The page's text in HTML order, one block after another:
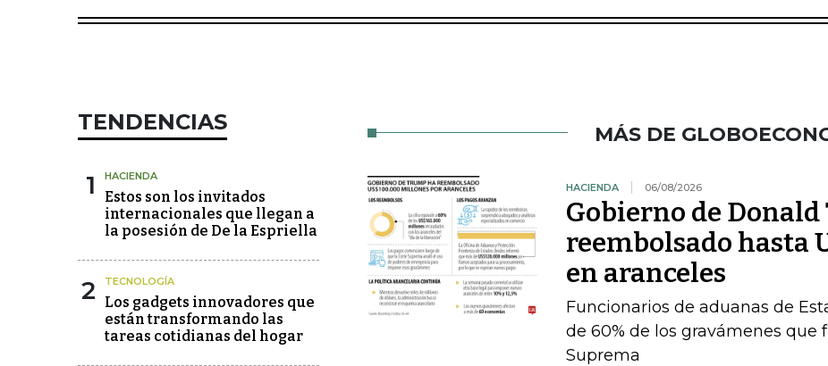
TENDENCIAS
1 HACIENDA
Estos son los invitados
internacionales que llegan a
la posesión de De la Espriella
2 TECNOLOGÍA
Los gadgets innovadores que
están transformando las
tareas cotidianas del hogar
MÁS DE
HACIENDA 06/08/2026
Gobierno de
reembolsado hasta
en aranceles
Funcionarios de aduanas de
de 60% de los gravámenes que
Suprema